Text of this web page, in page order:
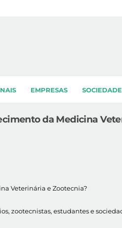
EMPRESAS SOCIEDADE
da Medicina
Veterinária e Zootecnia?
zootecnistas, estudantes e